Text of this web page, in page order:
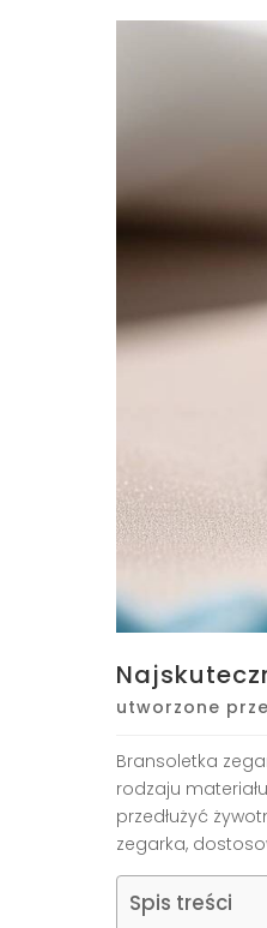
utworzone
Bransoletka
rodzaju
przedłużyć
zegarka,
Spis treści